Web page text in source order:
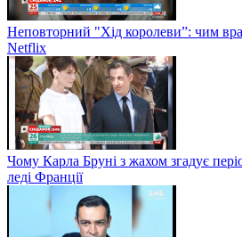
Неповторний "Хід королеви”: чим
Netflix
Чому Карла Бруні з жахом згадує
леді Франції